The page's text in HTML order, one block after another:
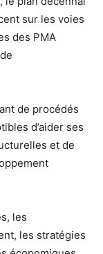
sur les voies
des PMA
de procédés
d’aider ses
et de
les
les stratégies